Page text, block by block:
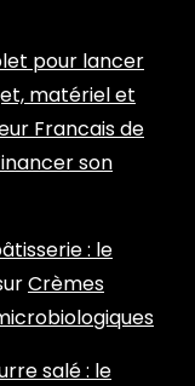
pour lancer
matériel et
Francais de
son
: le
Crèmes
salé : le